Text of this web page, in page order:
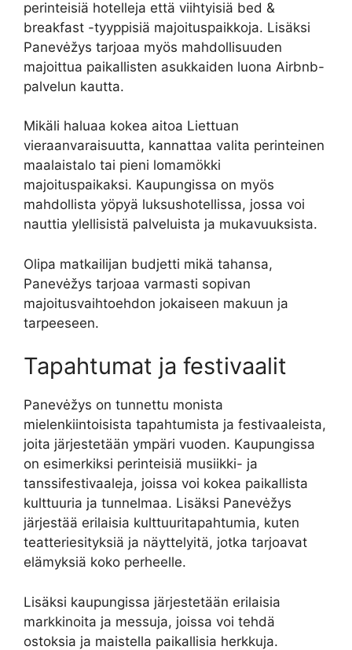
perinteisiä hotelleja että viihtyisiä bed &
breakfast -tyyppisiä majoituspaikkoja. Lisäksi
Panevėžys tarjoaa myös mahdollisuuden
majoittua paikallisten asukkaiden luona Airbnb-
palvelun kautta.
Mikäli haluaa kokea aitoa Liettuan
vieraanvaraisuutta, kannattaa valita perinteinen
maalaistalo tai pieni lomamökki
majoituspaikaksi. Kaupungissa on myös
mahdollista yöpyä luksushotellissa, jossa voi
nauttia ylellisistä palveluista ja mukavuuksista.
Olipa matkailijan budjetti mikä tahansa,
Panevėžys tarjoaa varmasti sopivan
majoitusvaihtoehdon jokaiseen makuun ja
tarpeeseen.
Tapahtumat ja festivaalit
Panevėžys on tunnettu monista
mielenkiintoisista tapahtumista ja festivaaleista,
joita järjestetään ympäri vuoden. Kaupungissa
on esimerkiksi perinteisiä musiikki- ja
tanssifestivaaleja, joissa voi kokea paikallista
kulttuuria ja tunnelmaa. Lisäksi Panevėžys
järjestää erilaisia kulttuuritapahtumia, kuten
teatteriesityksiä ja näyttelyitä, jotka tarjoavat
elämyksiä koko perheelle.
Lisäksi kaupungissa järjestetään erilaisia
markkinoita ja messuja, joissa voi tehdä
ostoksia ja maistella paikallisia herkkuja.